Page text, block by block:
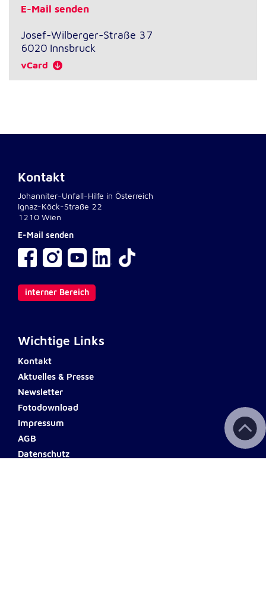
E-Mail senden
Josef-Wilberger-Straße 37
6020 Innsbruck
vCard
Kontakt
Johanniter-Unfall-Hilfe in Österreich
Ignaz-Köck-Straße 22
1210 Wien
E-Mail senden
interner Bereich
Wichtige Links
Kontakt
Aktuelles & Presse
Newsletter
Fotodownload
Impressum
AGB
Datenschutz
Name:
Anbieter: